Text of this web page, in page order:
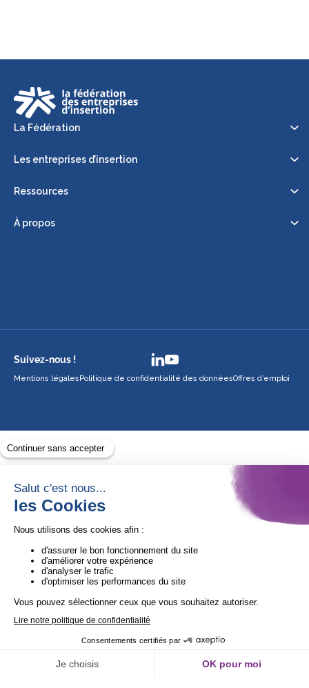
La Fédération
Les entreprises d’insertion
Ressources
À propos
Suivez-nous !
Mentions légalesPolitique de confidentialité des donnéesOffres d’emploi
1ère Organisation de l’ESS certifiée Quali’OP